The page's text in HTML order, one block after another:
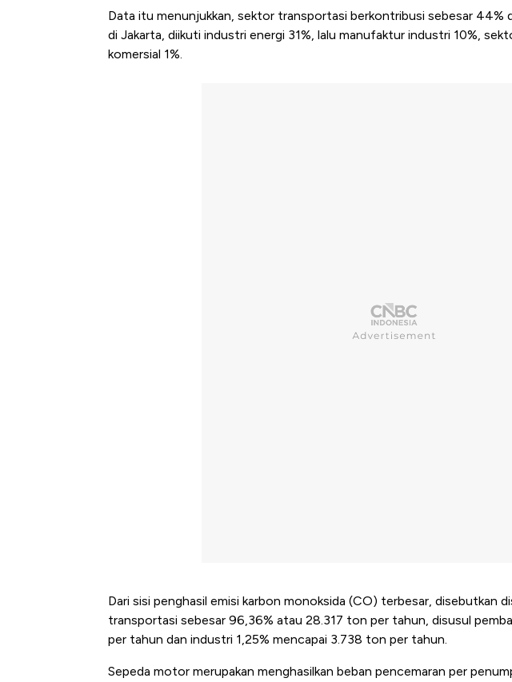
Data itu menunjukkan, sektor transportasi berkontribusi sebesar 44%
di Jakarta, diikuti industri energi 31%, lalu manufaktur industri 10%,
komersial 1%.
Dari sisi penghasil emisi karbon monoksida (CO) terbesar, disebutkan
transportasi sebesar 96,36% atau 28.317 ton per tahun, disusul
per tahun dan industri 1,25% mencapai 3.738 ton per tahun.
Sepeda motor merupakan menghasilkan beban pencemaran per